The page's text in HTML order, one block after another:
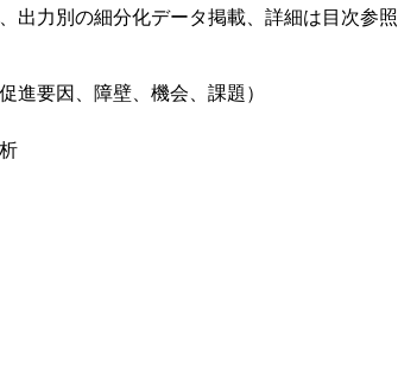
出力別の細分化データ掲載、詳細は目次参照
進要因、障壁、機会、課題）